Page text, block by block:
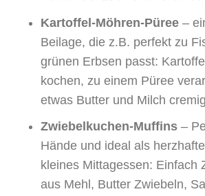
Kartoffel-Möhren-Püree–
Beilage, die z.B. perfekt zu
grünen Erbsen passt:
kochen, zu einem Püree
etwas Butter und Milch
Zwiebelkuchen-Muffins–
Hände und ideal als
kleines Mittagessen: Einfach
aus Mehl, Butter Zwiebeln,